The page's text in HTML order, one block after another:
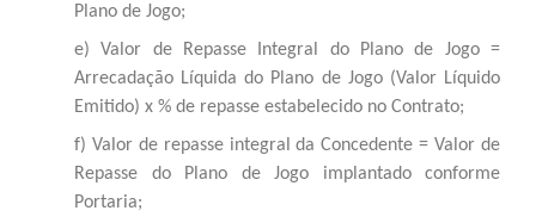
Plano de Jogo;
e) Valor de Repasse Integral do Plano de Jogo =
Arrecadação Líquida do Plano de Jogo (Valor Líquido
Emitido) x % de repasse estabelecido no Contrato;
f) Valor de repasse integral da Concedente = Valor de
Repasse do Plano de Jogo implantado conforme
Portaria;